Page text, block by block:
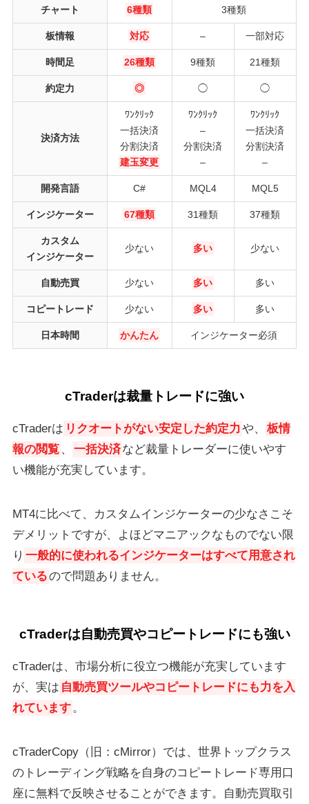
チャート 6種類 3種類
板情報 対応 – 一部対応
時間足 26種類 9種類 21種類
約定力 ◎ ◯ ◯
決済方法
ﾜﾝｸﾘｯｸ
一括決済
分割決済
建玉変更
ﾜﾝｸﾘｯｸ
–
分割決済
–
ﾜﾝｸﾘｯｸ
一括決済
分割決済
–
開発言語 C# MQL4 MQL5
インジケーター 67種類 31種類 37種類
カスタム
インジケーター
少ない 多い 少ない
自動売買 少ない 多い 多い
コピートレード 少ない 多い 多い
日本時間 かんたん インジケーター必須
cTraderは裁量トレードに強い
cTraderは リクオートがない安定した約定力 や、
板情
報の閲覧 、 一括決済など裁量トレーダーに使いやす
い機能が充実しています。
MT4に比べて、カスタムインジケーターの少なさこそ
デメリットですが、よほどマニアックなものでない限
り 一般的に使われるインジケーターはすべて用意され
ているので問題ありません。
cTraderは自動売買やコピートレードにも強い
cTraderは、市場分析に役立つ機能が充実しています
が、実は 自動売買ツールやコピートレードにも力を入
れています。
cTraderCopy（旧：cMirror）では、世界トップクラス
のトレーディング戦略を自身のコピートレード専用口
座に無料で反映させることができます。自動売買取引